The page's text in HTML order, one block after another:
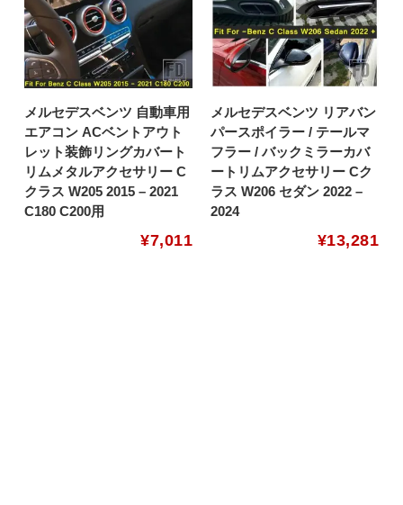
メルセデスベンツ 自動車用
エアコン ACベントアウト
レット装飾リングカバート
リムメタルアクセサリー C
クラス W205 2015 – 2021
C180 C200用
¥7,011
メルセデスベンツ リアバン
パースポイラー / テールマ
フラー / バックミラーカバ
ートリムアクセサリー Cク
ラス W206 セダン 2022 –
2024
¥13,281